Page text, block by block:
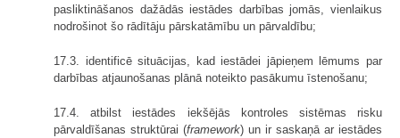
pasliktināšanos dažādās iestādes darbības jomās, vienlaikus
nodrošinot šo rādītāju pārskatāmību un pārvaldību;
17.3. identificē situācijas, kad iestādei jāpieņem lēmums par
darbības atjaunošanas plānā noteikto pasākumu īstenošanu;
17.4. atbilst iestādes iekšējās kontroles sistēmas risku
pārvaldīšanas struktūrai (framework) un ir saskaņā ar iestādes